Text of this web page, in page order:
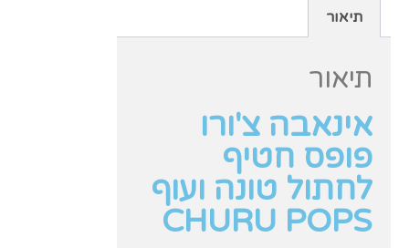
תיאור
תיאור
אינאבה צ'ורו
פופס חטיף
לחתול טונה ועוף
CHURU POPS